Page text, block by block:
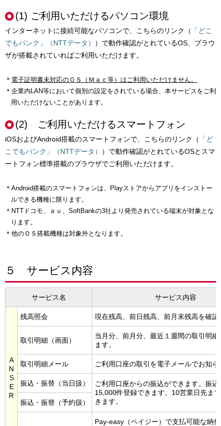
(1) ご利用いただけるパソコン環境
インターネットに接続可能なパソコンで、こちらのリンク（
「どこ
でもバンク」（NTTデータ）
）で動作確認がとれているOS、ブラウ
ザが搭載されていればご利用いただけます。
＊ 電子証明書未対応のＯＳ（Ｍａｃ等）はご利用いただけません。
＊企業内LAN等において個別の設定をされている場合、本サービスをご利
用いただけないことがあります。
(2) ご利用いただけるスマートフォン
iOSおよびAndroid搭載のスマートフォンで、こちらのリンク（
「ど
こでもバンク」（NTTデータ）
）で動作確認がとれているOSとスマ
ートフォン標準搭載のブラウザでご利用いただけます。
＊Android搭載のスマートフォンは、Playストアからアプリをインストー
ルできる機種に限ります。
＊NTTドコモ、ａｕ、SoftBankの3社より発売されている端末が対象とな
ります。
＊他のＯＳ搭載機種は対象外となります。
５ サービス内容
サービス名 サービス内容
A
N
S
E
R
残高照会 現在残高、前日残高、前月末残高を確認
取引明細（画面）
当月分、前月分、最近１週間の取引明
ます。
取引明細メール ご利用口座の取引を電子メールでお知
振込・振替（当日扱）
ご利用口座からの振込ができます。振
15,000件登録できます。10営業日先ま
きます。
振込・振替（予約扱）
Pay-easy（ペイジー）で支払可能な納